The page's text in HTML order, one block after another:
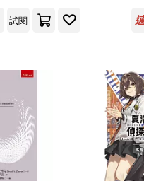
網(13)
(13) 陝西省文物局(13)
ードクリエイティブ(75)
出版社(75)
出版社(75)
試閱